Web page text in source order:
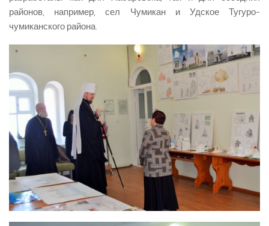
районов, например, сел Чумикан и Удское Тугуро-
чумиканского района.